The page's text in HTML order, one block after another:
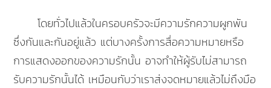
โดยทั่วไปแล้วในครอบครัวจะมีความรักความผูกพัน
ซึ่งกันและกันอยู่แล้ว แต่บางครั้งการสื่อความหมายหรือ
การแสดงออกของความรักนั้น อาจทำให้ผู้รับไม่สามารถ
รับความรักนั้นได้ เหมือนกับว่าเราส่งจดหมายแล้วไม่ถึงมือ